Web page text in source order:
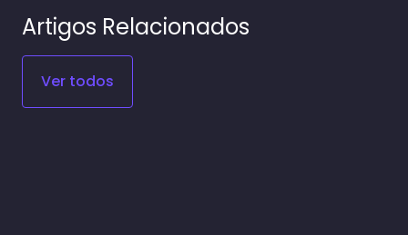
Artigos Relacionados
Ver todos